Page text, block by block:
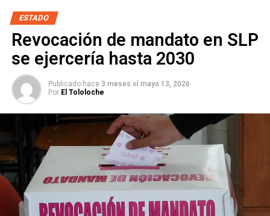
ESTADO
Revocación de mandato en SLP
se ejercería hasta 2030
Publicado hace 3 meses el mayo 13, 2026
Por El Tololoche